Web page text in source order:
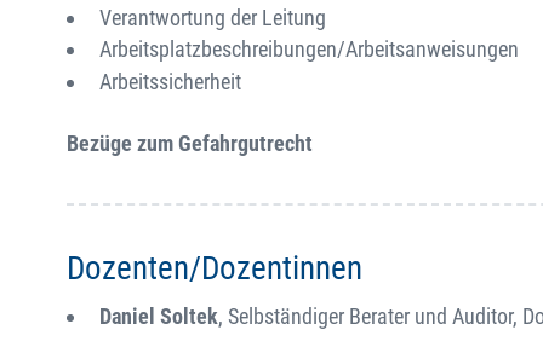
Verantwortung der Leitung
Arbeitsplatzbeschreibungen/Arbeitsanweisungen
Arbeitssicherheit
Bezüge zum Gefahrgutrecht
Dozenten/Dozentinnen
Daniel Soltek, Selbständiger Berater und Auditor,